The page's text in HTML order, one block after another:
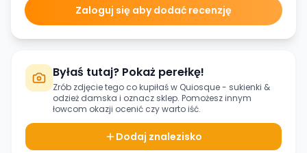
Zaloguj się aby dodać recenzję
Byłaś tutaj? Pokaż perełkę!
Zrób zdjęcie tego co kupiłaś w Quiosque - sukienki &
odzież damska i oznacz sklep. Pomożesz innym
łowcom okazji ocenić czy warto iść.
Dodaj znalezisko